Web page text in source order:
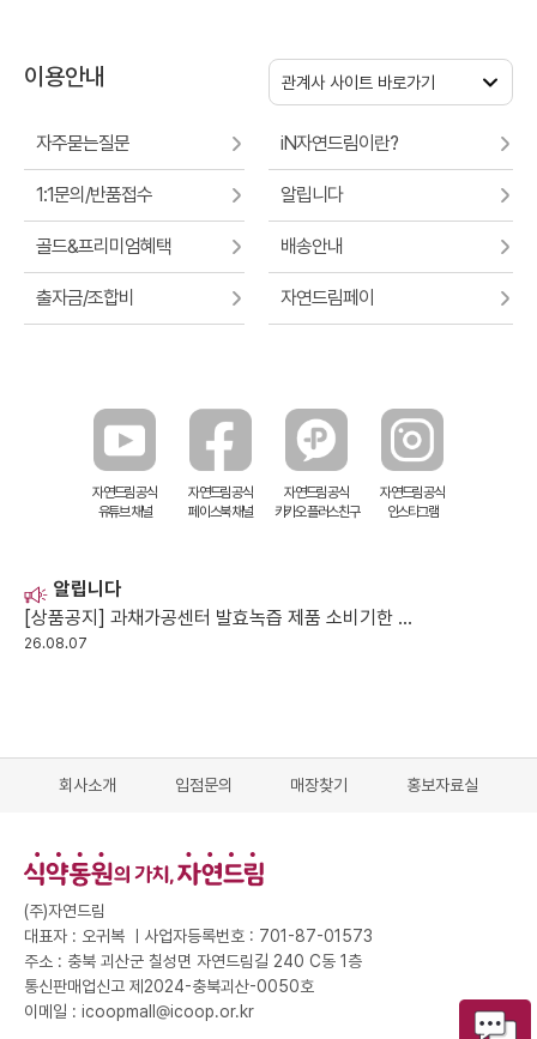
이용안내 관계사 사이트 바로가기
자주묻는질문
1:1문의/반품접수
골드&프리미엄혜택
출자금/조합비
iN자연드림이란?
알립니다
배송안내
자연드림페이
자연드림 공식
유튜브 채널
자연드림 공식
페이스북 채널
자연드림 공식
카카오 플러스친구
자연드림 공식
인스타그램
알립니다
[이용공지] 8월 휴일 배송 안내
알립니다
[상품공지] 과채가공센터 발효녹즙 제품 소비기한 일시 변경 안
26.08.07
회사소개 입점문의 매장찾기 홍보자료실
(주)자연드림
대표자 : 오귀복 ㅣ 사업자등록번호 : 701-87-01573
주소 : 충북 괴산군 칠성면 자연드림길 240 C동 1층
통신판매업신고 제2024-충북괴산-0050호
이메일 : icoopmall@icoop.or.kr